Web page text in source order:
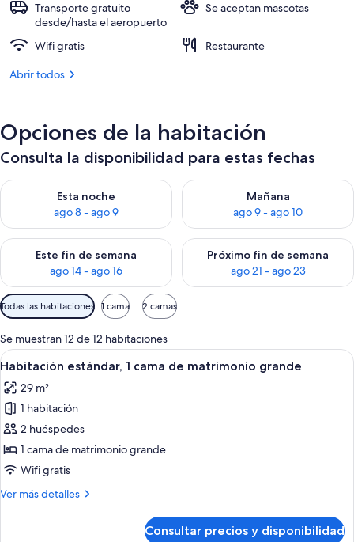
Transporte gratuito
desde/hasta el aeropuerto
Se aceptan mascotas
Wifi gratis
Restaurante
Abrir todos
Opciones de la habitación
Consulta la disponibilidad para estas fechas
Esta noche
ago 8 - ago 9
Consulta la disponibilidad para esta noche, ago 8 - ago 9
Mañana
ago 9 - ago 10
Consulta la disponibilidad
Este fin de semana
ago 14 - ago 16
Consulta la disponibilidad para este fin de semana, ago 14 -
Próximo fin de semana
ago 21 - ago 23
Consulta la disponibilidad
Filtros
disponibles
para
las
habitaciones
Todas las habitaciones 1 cama 2 camas
Se muestran 12 de 12 habitaciones
Abrir
todas
las
fotos
de
Habitación
estándar,
cama
Una habitación de hotel moderna
7
Habitación estándar, 1 cama de matrimonio grande
29 m²
1 habitación
2 huéspedes
1 cama de matrimonio grande
Wifi gratis
Ver más detalles
Más
Consultar precios y disponibilidad